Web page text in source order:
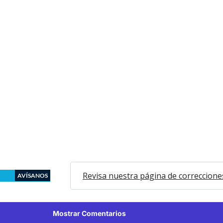
AVÍSANOS Revisa nuestra página de
Mostrar Comentarios